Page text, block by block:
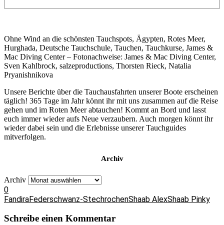
Ohne Wind an die schönsten Tauchspots, Ägypten, Rotes Meer,
Hurghada, Deutsche Tauchschule, Tauchen, Tauchkurse, James &
Mac Diving Center – Fotonachweise: James & Mac Diving Center,
Sven Kahlbrock, salzeproductions, Thorsten Rieck, Natalia
Pryanishnikova
Unsere Berichte über die Tauchausfahrten unserer Boote erscheinen
täglich! 365 Tage im Jahr könnt ihr mit uns zusammen auf die Reise
gehen und im Roten Meer abtauchen! Kommt an Bord und lasst
euch immer wieder aufs Neue verzaubern. Auch morgen könnt ihr
wieder dabei sein und die Erlebnisse unserer Tauchguides
mitverfolgen.
Archiv
Archiv
0
FandiraFederschwanz-StechrochenShaab AlexShaab Pinky
Schreibe einen Kommentar